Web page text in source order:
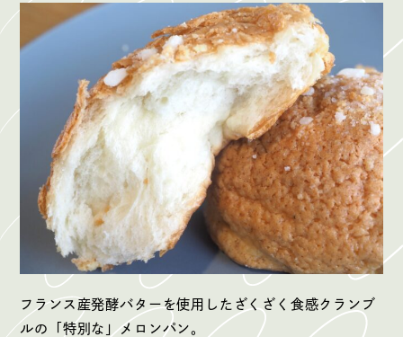
フランス産発酵バターを使用したざくざく食感クランブ
ルの「特別な」メロンパン。